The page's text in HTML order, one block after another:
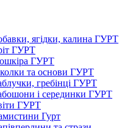
ягідки, калина ГУРТ
ГУРТ
ГУРТ
та основи ГУРТ
гребінці ГУРТ
і серединки ГУРТ
ГУРТ
Гурт